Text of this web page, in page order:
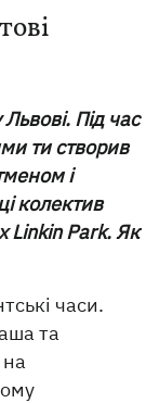
Під час
ти створив
і
колектив
Linkin Park. Як
часи.
та